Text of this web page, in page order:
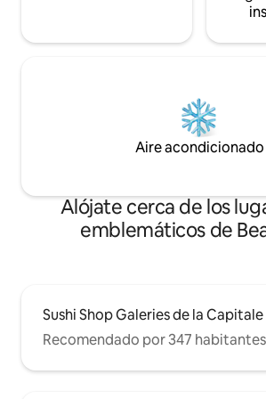
Aire acondicionado
Alójate cerca de los
emblemáticos de
Sushi Shop Galeries de la Capitale
Recomendado por 347